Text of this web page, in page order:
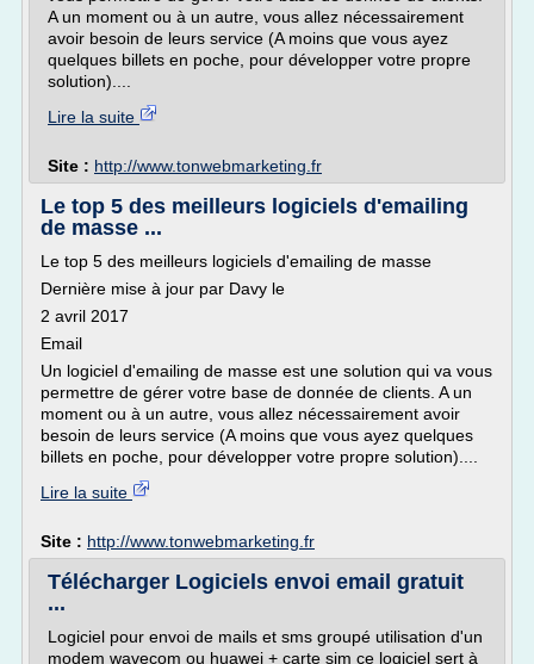
A un moment ou à un autre, vous allez nécessairement
avoir besoin de leurs service (A moins que vous ayez
quelques billets en poche, pour développer votre propre
solution)....
Lire la suite
Site : http://www.tonwebmarketing.fr
Le top 5 des meilleurs logiciels d'emailing
de masse ...
Le top 5 des meilleurs logiciels d'emailing de masse
Dernière mise à jour par Davy le
2 avril 2017
Email
Un logiciel d'emailing de masse est une solution qui va vous
permettre de gérer votre base de donnée de clients. A un
moment ou à un autre, vous allez nécessairement avoir
besoin de leurs service (A moins que vous ayez quelques
billets en poche, pour développer votre propre solution)....
Lire la suite
Site : http://www.tonwebmarketing.fr
Télécharger Logiciels envoi email gratuit
...
Logiciel pour envoi de mails et sms groupé utilisation d'un
modem wavecom ou huawei + carte sim ce logiciel sert à